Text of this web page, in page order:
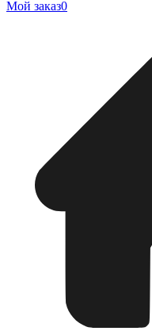
Мой заказ0